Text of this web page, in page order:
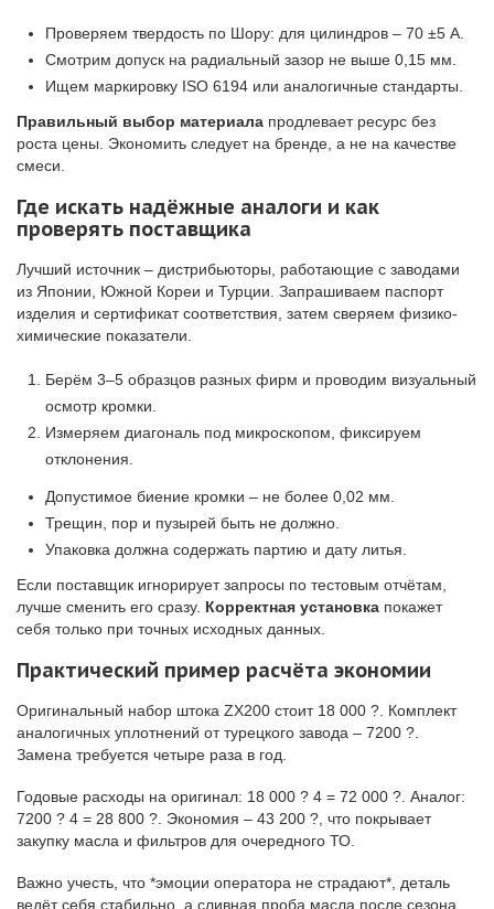
Проверяем твердость по Шору: для цилиндров – 70 ±5 A.
Смотрим допуск на радиальный зазор не выше 0,15 мм.
Ищем маркировку ISO 6194 или аналогичные стандарты.
Правильный выбор материала продлевает ресурс без
роста цены. Экономить следует на бренде, а не на качестве
смеси.
Где искать надёжные аналоги и как
проверять поставщика
Лучший источник – дистрибьюторы, работающие с заводами
из Японии, Южной Кореи и Турции. Запрашиваем паспорт
изделия и сертификат соответствия, затем сверяем физико-
химические показатели.
Берём 3–5 образцов разных фирм и проводим визуальный
осмотр кромки.
Измеряем диагональ под микроскопом, фиксируем
отклонения.
Допустимое биение кромки – не более 0,02 мм.
Трещин, пор и пузырей быть не должно.
Упаковка должна содержать партию и дату литья.
Если поставщик игнорирует запросы по тестовым отчётам,
лучше сменить его сразу. Корректная установка покажет
себя только при точных исходных данных.
Практический пример расчёта экономии
Оригинальный набор штока ZX200 стоит 18 000 ?. Комплект
аналогичных уплотнений от турецкого завода – 7200 ?.
Замена требуется четыре раза в год.
Годовые расходы на оригинал: 18 000 ? 4 = 72 000 ?. Аналог:
7200 ? 4 = 28 800 ?. Экономия – 43 200 ?, что покрывает
закупку масла и фильтров для очередного ТО.
Важно учесть, что *эмоции оператора не страдают*, деталь
ведёт себя стабильно, а сливная проба масла после сезона